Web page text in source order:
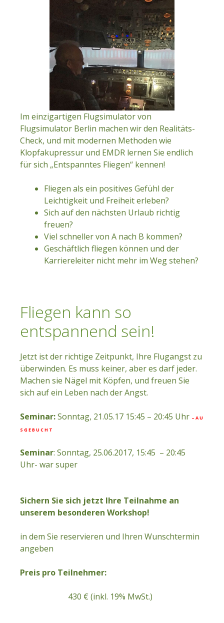
Im einzigartigen Flugsimulator von
Flugsimulator Berlin machen wir den Realitäts-
Check, und mit modernen Methoden wie
Klopfakupressur und EMDR lernen Sie endlich
für sich „Entspanntes Fliegen“ kennen!
Fliegen als ein positives Gefühl der
Leichtigkeit und Freiheit erleben?
Sich auf den nächsten Urlaub richtig
freuen?
Viel schneller von A nach B kommen?
Geschäftlich fliegen können und der
Karriereleiter nicht mehr im Weg stehen?
Fliegen kann so
entspannend sein!
Jetzt ist der richtige Zeitpunkt, Ihre Flugangst zu
überwinden. Es muss keiner, aber es darf jeder.
Machen sie Nägel mit Köpfen, und freuen Sie
sich auf ein Leben nach der Angst.
Seminar:Sonntag, 21.05.17 15:45 – 20:45 Uhr – A U
S G E B U C H T
Seminar: Sonntag, 25.06.2017, 15:45 – 20:45
Uhr- war super
Sichern Sie sich jetzt Ihre Teilnahme an
unserem besonderen Workshop!
in dem Sie reservieren und Ihren Wunschtermin
angeben
Preis pro Teilnehmer:
430 € (inkl. 19% MwSt.)